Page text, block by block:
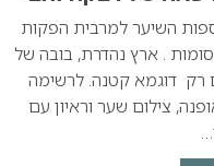
השיער למרבית הפקות
. ארץ נהדרת, בובה של
רק דוגמא קטנה. לרשימה
צילום שער וראיון עם